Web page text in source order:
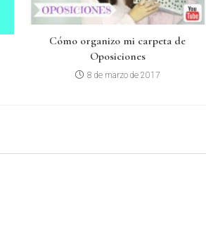
Cómo organizo mi carpeta de
Oposiciones
8 de marzo de 2017